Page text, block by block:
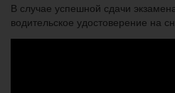
В случае успешной сдачи
водительское удостоверение на